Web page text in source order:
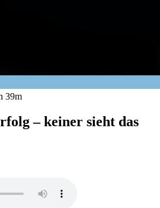
39m
– keiner sieht das